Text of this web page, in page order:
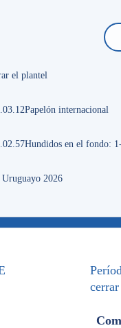
el plantel
Papelón internacional
Hundidos en el fondo:
2026